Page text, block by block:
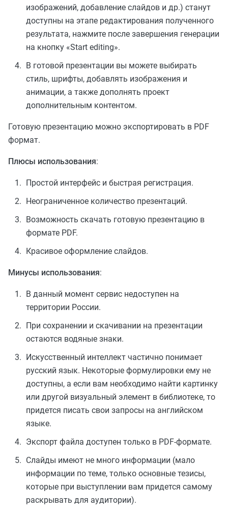
изображений, добавление слайдов и др.) станут
доступны на этапе редактирования полученного
результата, нажмите после завершения генерации
на кнопку «Start editing».
В готовой презентации вы можете выбирать
стиль, шрифты, добавлять изображения и
анимации, а также дополнять проект
дополнительным контентом.
Готовую презентацию можно экспортировать в PDF
формат.
Плюсы использования:
Простой интерфейс и быстрая регистрация.
Неограниченное количество презентаций.
Возможность скачать готовую презентацию в
формате PDF.
Красивое оформление слайдов.
Минусы использования:
В данный момент сервис недоступен на
территории России.
При сохранении и скачивании на презентации
остаются водяные знаки.
Искусственный интеллект частично понимает
русский язык. Некоторые формулировки ему не
доступны, а если вам необходимо найти картинку
или другой визуальный элемент в библиотеке, то
придется писать свои запросы на английском
языке.
Экспорт файла доступен только в PDF-формате.
Слайды имеют не много информации (мало
информации по теме, только основные тезисы,
которые при выступлении вам придется самому
раскрывать для аудитории).